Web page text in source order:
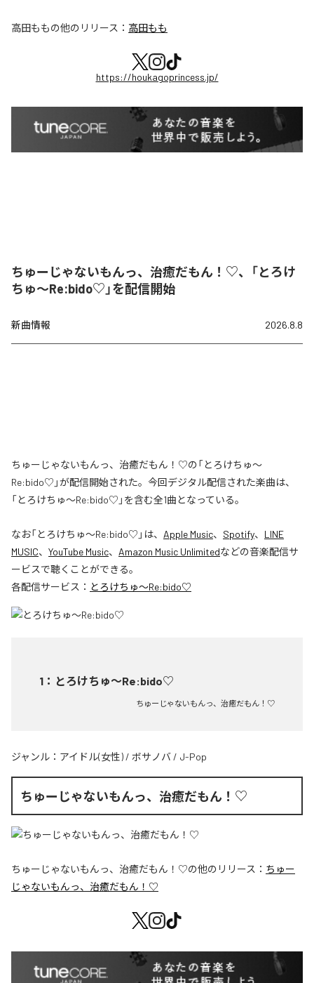
高田ももの他のリリース： 高田もも
https://houkagoprincess.jp/
ちゅーじゃないもんっ、治癒だもん！♡、「とろけ
ちゅ〜Re:bido♡」を配信開始
新曲情報 2026.8.8
ちゅーじゃないもんっ、治癒だもん！♡の「とろけちゅ〜
Re:bido♡」が配信開始された。今回デジタル配信された楽曲は、
「とろけちゅ〜Re:bido♡」を含む全1曲となっている。
なお「とろけちゅ〜Re:bido♡ 」は、 Apple Music、 Spotify、 LINE
MUSIC、 YouTube Music、 Amazon Music Unlimitedなどの音楽配信サ
ービスで聴くことができる。
各配信サービス： とろけちゅ〜Re:bido♡
1 ： とろけちゅ〜Re:bido♡
ちゅーじゃないもんっ、治癒だもん！♡
ジャンル： アイドル(女性) / ボサノバ / J-Pop
ちゅーじゃないもんっ、治癒だもん！♡
ちゅーじゃないもんっ、治癒だもん！♡の他のリリース： ちゅー
じゃないもんっ、治癒だもん！♡